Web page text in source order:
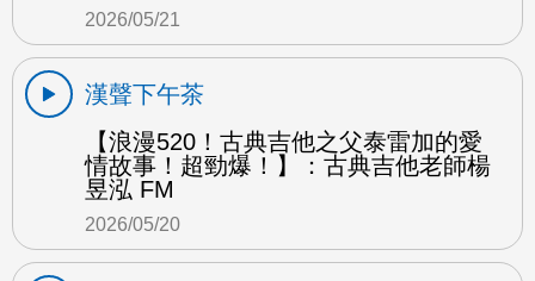
2026/05/21
漢聲下午茶
【浪漫520！古典吉他之父泰雷加的愛
情故事！超勁爆！】：古典吉他老師楊
昱泓 FM
2026/05/20